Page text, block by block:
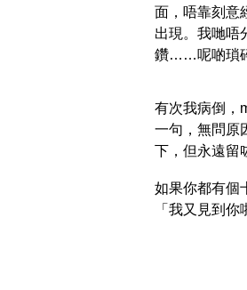
面，唔靠刻意
出現。我哋唔
鑽……呢啲瑣
有次我病倒，
一句，無問原
下，但永遠留
如果你都有個
「我又見到